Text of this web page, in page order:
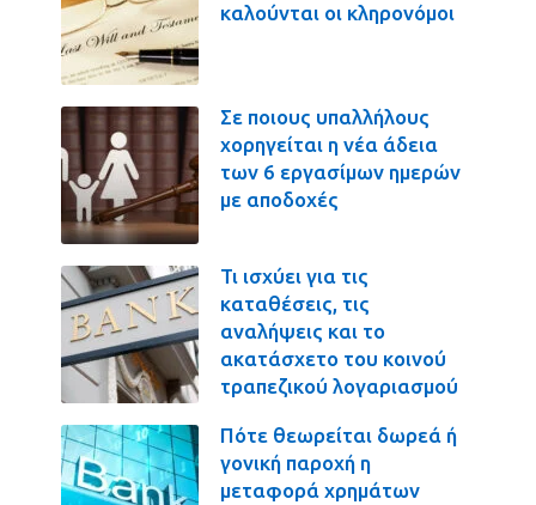
καλούνται οι κληρονόμοι
Σε ποιους υπαλλήλους
χορηγείται η νέα άδεια
των 6 εργασίμων ημερών
με αποδοχές
Τι ισχύει για τις
καταθέσεις, τις
αναλήψεις και το
ακατάσχετο του κοινού
τραπεζικού λογαριασμού
Πότε θεωρείται δωρεά ή
γονική παροχή η
μεταφορά χρημάτων